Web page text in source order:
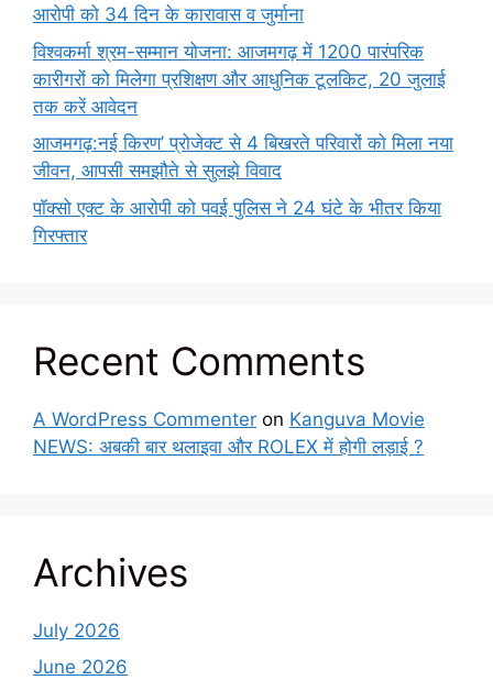
आरोपी को 34 दिन के कारावास व जुर्माना
विश्वकर्मा श्रम-सम्मान योजना: आजमगढ़ में 1200 पारंपरिक
कारीगरों को मिलेगा प्रशिक्षण और आधुनिक टूलकिट, 20 जुलाई
तक करें आवेदन
आजमगढ़:नई किरण’ प्रोजेक्ट से 4 बिखरते परिवारों को मिला नया
जीवन, आपसी समझौते से सुलझे विवाद
पॉक्सो एक्ट के आरोपी को पवई पुलिस ने 24 घंटे के भीतर किया
गिरफ्तार
Recent Comments
A WordPress Commenter on Kanguva Movie
NEWS: अबकी बार थलाइवा और ROLEX में होगी लड़ाई ?
Archives
July 2026
June 2026